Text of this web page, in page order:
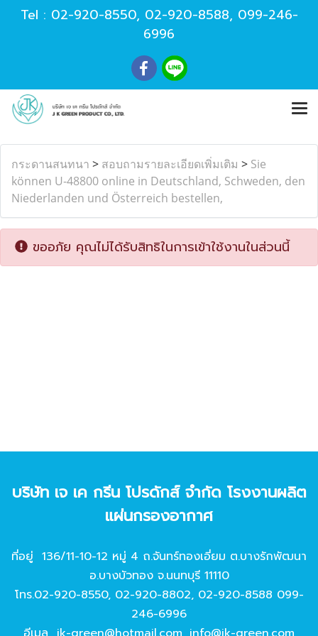
Tel : 02-920-8550, 02-920-8588, 099-246-
6996
กระดานสนทนา > สอบถามรายละเอียดเพิ่มเติม > Sie
können U-48800 online in Deutschland, Schweden, den
Niederlanden und Österreich bestellen,
ขออภัย คุณไม่ได้รับสิทธิในการเข้าใช้งานในส่วนนี้
บริษัท เจ เค กรีน โปรดักส์ จํากัด โรงงานผลิต
แผ่นกรองอากาศ
ที่อยู่ 136/11-10-12 หมู่ 4 ถ.จันทร์ทองเอี่ยม ต.บางรักพัฒนา
อ.บางบัวทอง จ.นนทบุรี 11110
โทร.02-920-8550, 02-920-8802, 02-920-8588 099-
246-6996